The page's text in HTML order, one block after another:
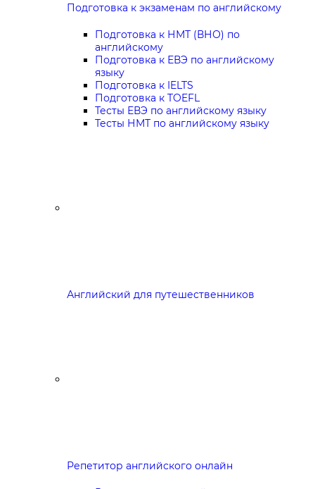
Подготовка к экзаменам по английскому
Подготовка к НМТ (ВНО) по
английскому
Подготовка к ЕВЭ по английскому
языку
Подготовка к IELTS
Подготовка к TOEFL
Тесты ЕВЭ по английскому языку
Тесты НМТ по английскому языку
Английский для путешественников
Репетитор английского онлайн